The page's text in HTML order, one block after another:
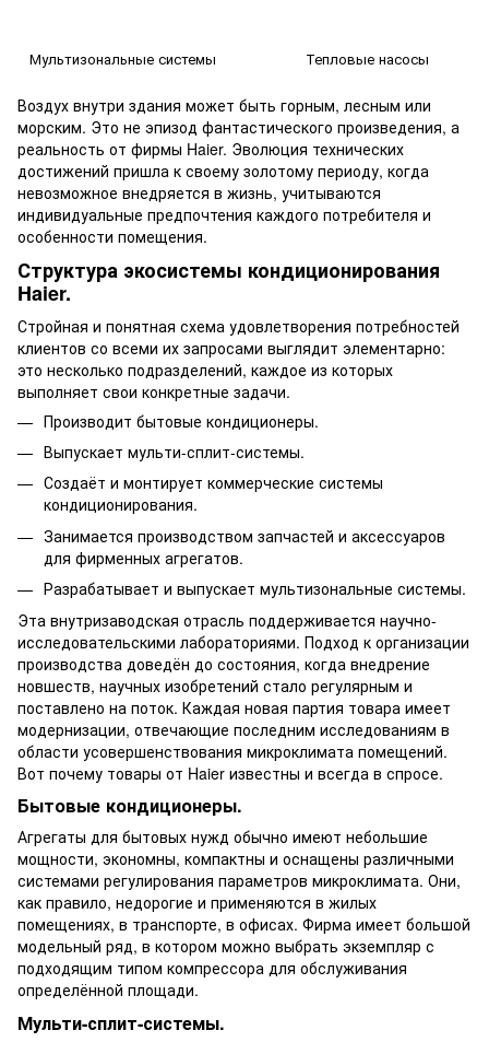
Воздух внутри здания может быть горным, лесным или
морским. Это не эпизод фантастического произведения, а
реальность от фирмы Haier. Эволюция технических
достижений пришла к своему золотому периоду, когда
невозможное внедряется в жизнь, учитываются
индивидуальные предпочтения каждого потребителя и
особенности помещения.
Структура экосистемы кондиционирования
Haier.
Стройная и понятная схема удовлетворения потребностей
клиентов со всеми их запросами выглядит элементарно:
это несколько подразделений, каждое из которых
выполняет свои конкретные задачи.
Производит бытовые кондиционеры.
Выпускает мульти-сплит-системы.
Создаёт и монтирует коммерческие системы
кондиционирования.
Занимается производством запчастей и аксессуаров
для фирменных агрегатов.
Разрабатывает и выпускает мультизональные системы.
Эта внутризаводская отрасль поддерживается научно-
исследовательскими лабораториями. Подход к организации
производства доведён до состояния, когда внедрение
новшеств, научных изобретений стало регулярным и
поставлено на поток. Каждая новая партия товара имеет
модернизации, отвечающие последним исследованиям в
области усовершенствования микроклимата помещений.
Вот почему товары от Haier известны и всегда в спросе.
Бытовые кондиционеры.
Агрегаты для бытовых нужд обычно имеют небольшие
мощности, экономны, компактны и оснащены различными
системами регулирования параметров микроклимата. Они,
как правило, недорогие и применяются в жилых
помещениях, в транспорте, в офисах. Фирма имеет большой
модельный ряд, в котором можно выбрать экземпляр с
подходящим типом компрессора для обслуживания
определённой площади.
Мульти-сплит-системы.
Мультизональные системы Тепловые насосы